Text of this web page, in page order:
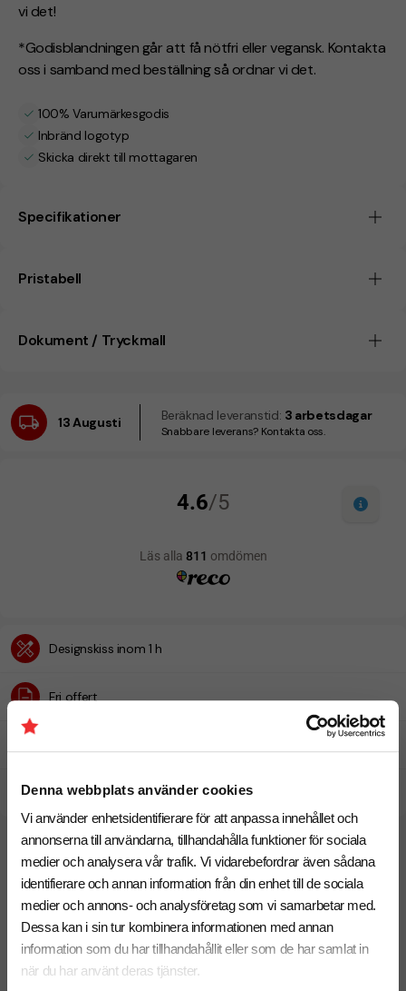
Denna webbplats använder cookies
Vi använder enhetsidentifierare för att anpassa innehållet och
annonserna till användarna, tillhandahålla funktioner för sociala
medier och analysera vår trafik. Vi vidarebefordrar även sådana
identifierare och annan information från din enhet till de sociala
medier och annons- och analysföretag som vi samarbetar med.
Dessa kan i sin tur kombinera informationen med annan
information som du har tillhandahållit eller som de har samlat in
när du har använt deras tjänster.
vi det!
*Godisblandningen går att få nötfri eller vegansk. Kontakta
oss i samband med beställning så ordnar vi det.
100% Varumärkesgodis
Inbränd logotyp
Skicka direkt till mottagaren
Specifikationer
Pristabell
Dokument / Tryckmall
13 Augusti Beräknad leveranstid: 3 arbetsdagar
Snabbare leverans? Kontakta oss.
Designskiss inom 1 h
Fri offert
Snabb leverans
Relaterade produkter